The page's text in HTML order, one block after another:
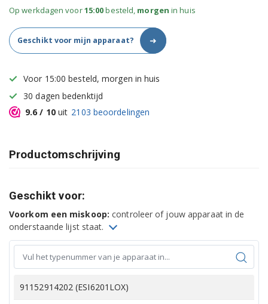
Op werkdagen voor15:00besteld, morgen in huis
Geschikt voor mijn apparaat? ➜
Voor 15:00 besteld, morgen in huis
30 dagen bedenktijd
9.6 / 10uit 2103 beoordelingen
Productomschrijving
Geschikt voor:
Voorkom een miskoop: controleer of jouw apparaat in de
onderstaande lijst staat.
91152914202 (ESI6201LOX)